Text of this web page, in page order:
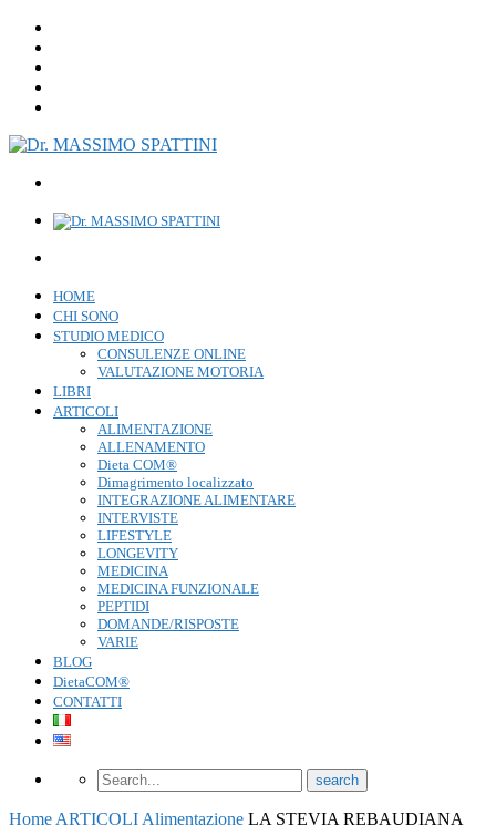
HOME
CHI SONO
STUDIO MEDICO
CONSULENZE ONLINE
VALUTAZIONE MOTORIA
LIBRI
ARTICOLI
ALIMENTAZIONE
ALLENAMENTO
Dieta COM®
Dimagrimento localizzato
INTEGRAZIONE ALIMENTARE
INTERVISTE
LIFESTYLE
LONGEVITY
MEDICINA
MEDICINA FUNZIONALE
PEPTIDI
DOMANDE/RISPOSTE
VARIE
BLOG
DietaCOM®
CONTATTI
Home ARTICOLI Alimentazione LA STEVIA REBAUDIANA